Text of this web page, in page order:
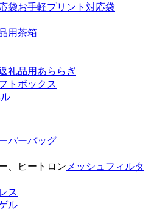
お手軽プリント対応袋
用茶箱
礼品用あららぎ
トボックス
パーバッグ
メッシュフィルタ
ス
ル